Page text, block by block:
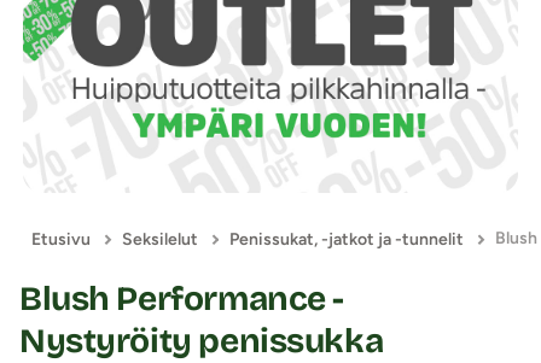
Etusivu Seksilelut Penissukat, -jatkot ja -tunnelit
Blush Performance -
Nystyröity penissukka